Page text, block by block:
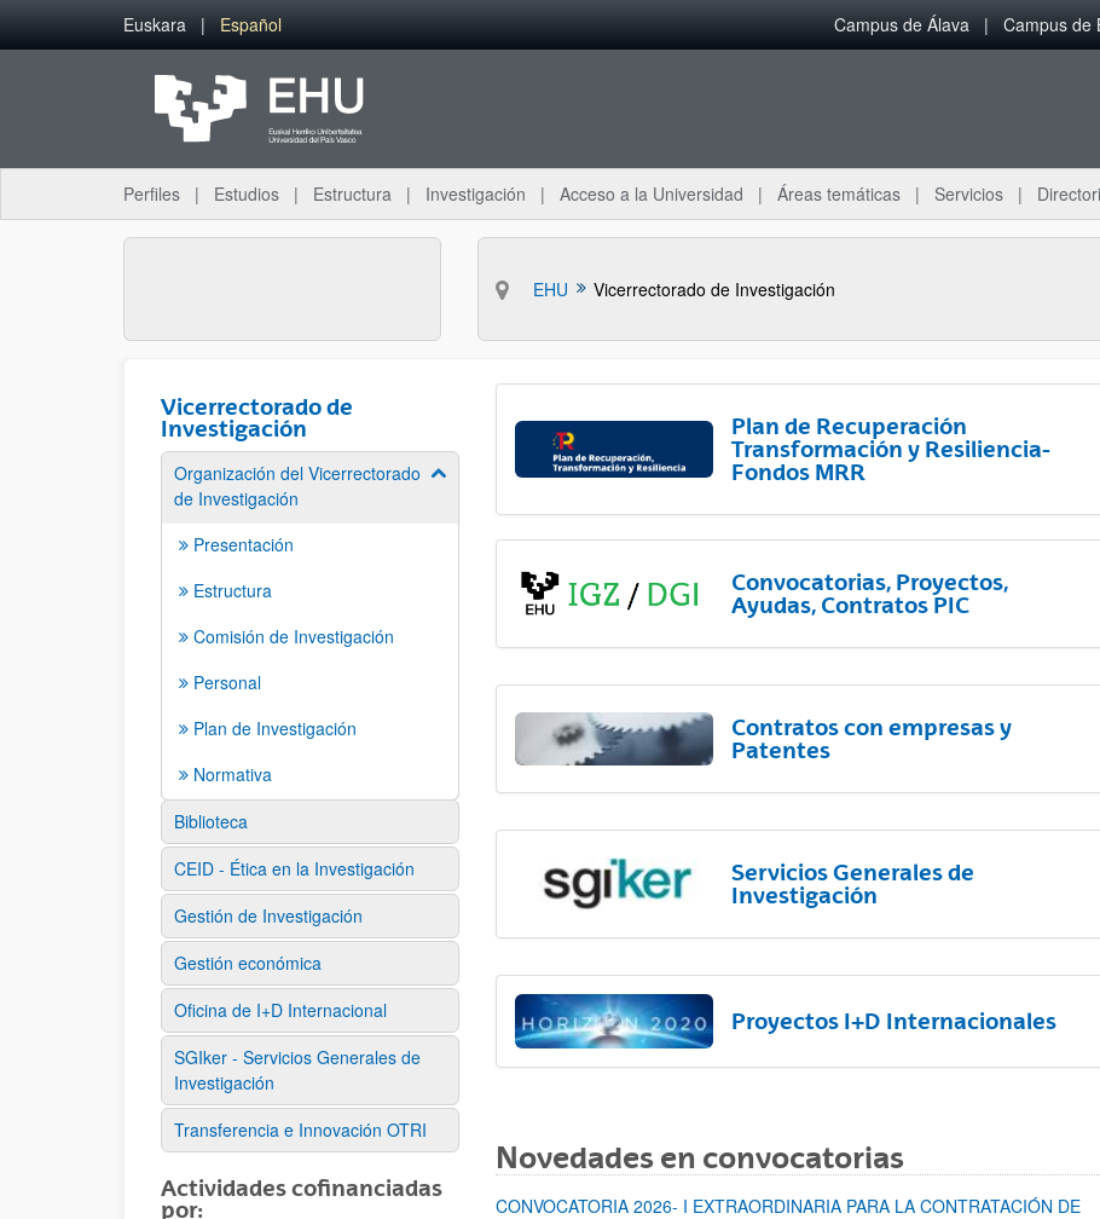
Saltar al contenido principal
Euskara Español Campus de Álava Campus de
Perfiles Estudios Estructura Investigación Acceso a la Universidad Áreas temáticas Servicios
EHU Vicerrectorado de Investigación
Vicerrectorado de
Investigación
Organización del Vicerrectorado
de Investigación
Mostrar/ocultar subpáginas
Presentación
Estructura
Comisión de Investigación
Personal
Plan de Investigación
Normativa
Biblioteca
CEID - Ética en la Investigación
Gestión de Investigación
Gestión económica
Oficina de I+D Internacional
SGIker - Servicios Generales de
Investigación
Transferencia e Innovación OTRI
Actividades cofinanciadas
por:
Plan de Recuperación
Transformación y Resiliencia-
Fondos MRR
Convocatorias, Proyectos,
Ayudas, Contratos PIC
Contratos con empresas y
Patentes
Servicios Generales de
Investigación
Proyectos I+D Internacionales
Novedades en convocatorias
CONVOCATORIA 2026- I EXTRAORDINARIA PARA LA CONTRATACIÓN DE